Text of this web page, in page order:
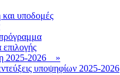
υποδομές
επιλογής
2025-2026 »
υποψηφίων 2025-2026